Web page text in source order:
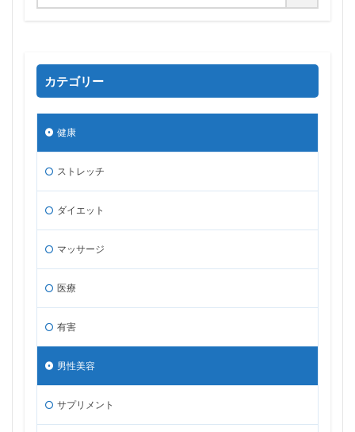
カテゴリー
健康
ストレッチ
ダイエット
マッサージ
医療
有害
男性美容
サプリメント